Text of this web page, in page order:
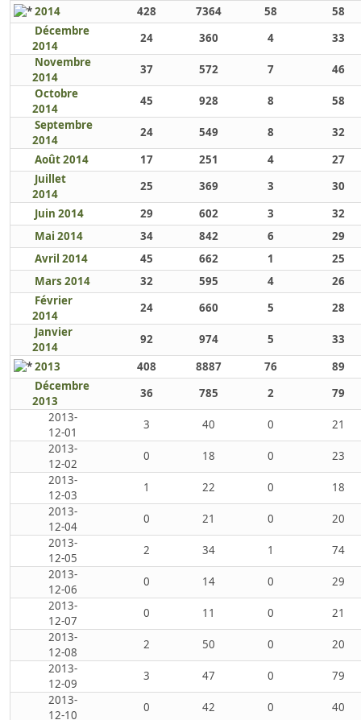
2014
428 7364 58
58
Décembre
2014
24 360 4
33
Novembre
2014
37 572 7
46
Octobre
2014
45 928 8
58
Septembre
2014
24 549 8
32
Août 2014
17 251 4
27
Juillet
2014
25 369 3
30
Juin 2014
29 602 3
32
Mai 2014
34 842 6
29
Avril 2014
45 662 1
25
Mars 2014
32 595 4
26
Février
2014
24 660 5
28
Janvier
2014
92 974 5
33
2013
408 8887 76
89
Décembre
2013
36 785 2
79
2013-
12-01
3 40 0
21
2013-
12-02
0 18 0
23
2013-
12-03
1 22 0
18
2013-
12-04
0 21 0
20
2013-
12-05
2 34 1
74
2013-
12-06
0 14 0
29
2013-
12-07
0 11 0
21
2013-
12-08
2 50 0
20
2013-
12-09
3 47 0
79
2013-
12-10
0 42 0
40